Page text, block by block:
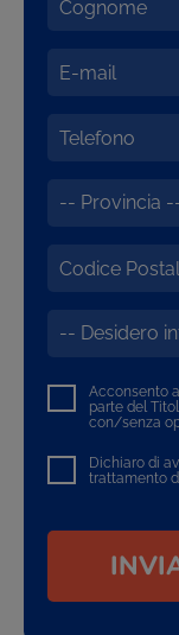
Acconsento
parte del
con/senza
Dichiaro di
trattamento